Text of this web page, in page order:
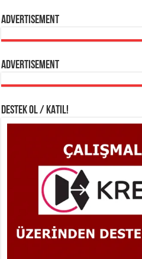
Advertisement
Advertisement
DESTEK OL / KATIL!